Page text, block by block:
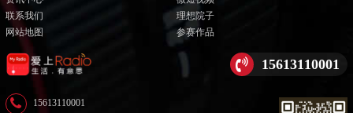
联系我们
网站地图
理想院子
参赛作品
15613110001
15613110001